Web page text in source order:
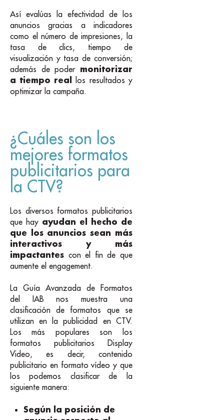
Así evalúas la efectividad de los
anuncios gracias a indicadores
como el número de impresiones, la
tasa de clics, tiempo de
visualización y tasa de conversión;
además de poder monitorizar
a tiempo real
los resultados y
optimizar la campaña.
¿Cuáles son los
mejores formatos
publicitarios para
la CTV?
Los diversos formatos publicitarios
que hay ayudan el hecho de
que los anuncios sean más
interactivos y más
impactantes con el fin de que
aumente el engagement.
La Guía Avanzada de Formatos
del IAB nos muestra una
clasificación de formatos que se
utilizan en la publicidad en CTV.
Los más populares son los
formatos publicitarios Display
Video, es decir, contenido
publicitario en formato vídeo y que
los podemos clasificar de la
siguiente manera:
Según la posición de